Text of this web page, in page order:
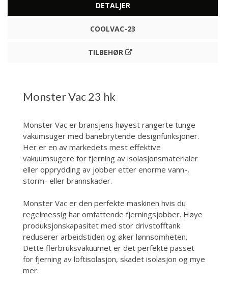
DETALJER
COOLVAC-23
TILBEHØR
Monster Vac 23 hk
Monster Vac er bransjens høyest rangerte tunge
vakumsuger med banebrytende designfunksjoner.
Her er en av markedets mest effektive
vakuumsugere for fjerning av isolasjonsmaterialer
eller opprydding av jobber etter enorme vann-,
storm- eller brannskader.
Monster Vac er den perfekte maskinen hvis du
regelmessig har omfattende fjerningsjobber. Høye
produksjonskapasitet med stor drivstofftank
reduserer arbeidstiden og øker lønnsomheten.
Dette flerbruksvakuumet er det perfekte passet
for fjerning av loftisolasjon, skadet isolasjon og mye
mer.